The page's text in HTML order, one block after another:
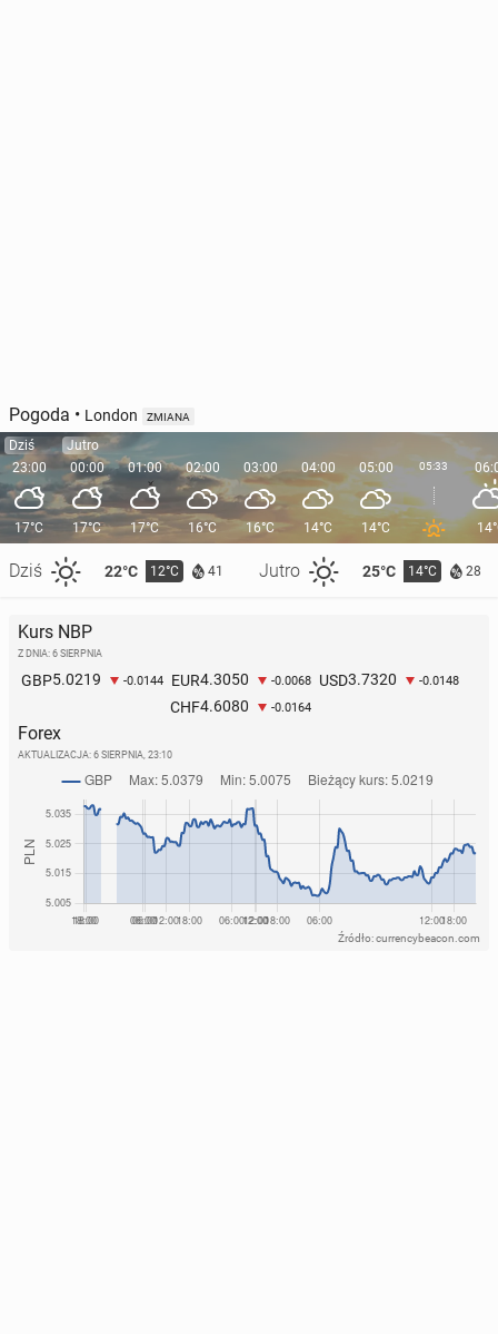
Pogoda • London ZMIANA
Dziś
23:00
17°C
Dziś 22°C 12°C 41 Jutro 25°C 14°C 28
Jutro
00:00
17°C
01:00
17°C
02:00
16°C
03:00
16°C
04:00
14°C
05:00
14°C
05:33
Kurs NBP
Z DNIA: 6 SIERPNIA
GBP5.0219 -0.0144 EUR4.3050 -0.0068 USD3.7320 -0.0148
CHF4.6080 -0.0164
Forex
AKTUALIZACJA: 6 SIERPNIA, 23:10
Źródło: currencybeacon.com